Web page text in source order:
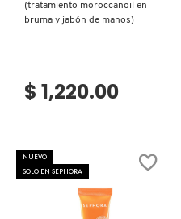
OLAPLEX
OUAI HAIRCARE
(tratamiento moroccanoil en
bruma y jabón de manos)
$ 1,220.00
NUEVO
SOLO EN SEPHORA